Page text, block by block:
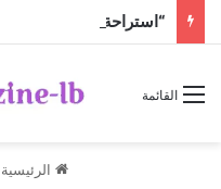
“استراحة” قبل عودة الحرّ!
القائمة
الرئيسية